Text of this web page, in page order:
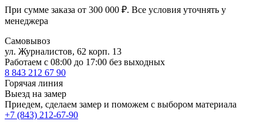
При сумме заказа от 300 000 ₽. Все условия уточнять у
менеджера
Самовывоз
ул. Журналистов, 62 корп. 13
Работаем c 08:00 до 17:00 без выходных
8 843 212 67 90
Горячая линия
Выезд на замер
Приедем, сделаем замер и поможем с выбором материала
+7 (843) 212-67-90